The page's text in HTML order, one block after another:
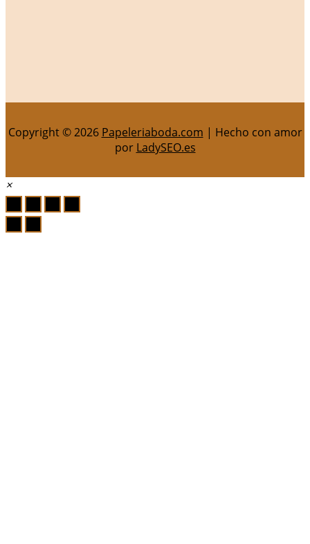
Copyright © 2026 Papeleriaboda.com | Hecho con amor
por LadySEO.es
×